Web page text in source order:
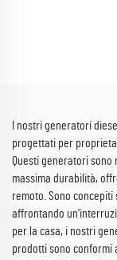
I nostri generatori
progettati per
Questi generatori
massima durabilità,
remoto. Sono
affrontando
per la casa, i nostri
prodotti sono conformi